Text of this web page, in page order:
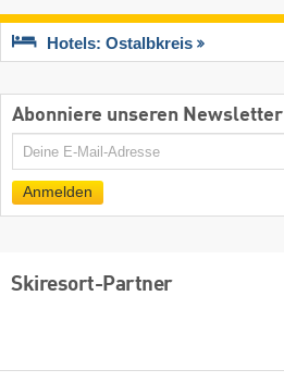
Hotels: Ostalbkreis
Abonniere unseren Newsletter
E-
Anmelden
Skiresort-Partner